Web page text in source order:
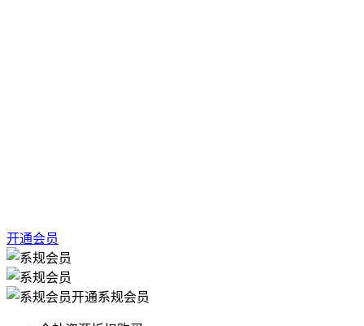
开通会员
开通系规会员